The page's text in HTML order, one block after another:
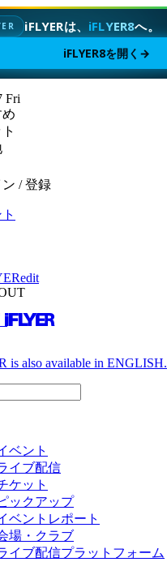
iFLYERは、 iFLYER8へ。
iFLYER8を開く →
Fri
ン / 登録
edit
is also available in ENGLISH.
ベント
イブ配信
ケット
ックアップ
ベントレポート
場・クラブ
イブ配信プラットフォーム